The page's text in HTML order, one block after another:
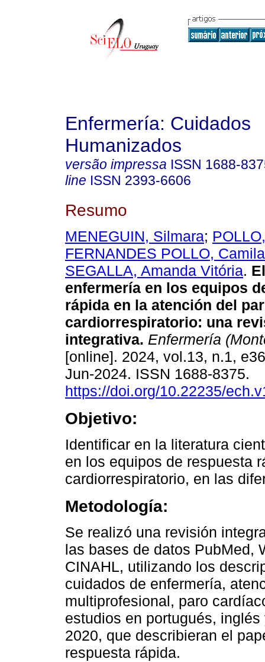
Enfermería: Cuidados
Humanizados
versão impressa ISSN 1688-
line ISSN 2393-6606
Resumo
MENEGUIN, Silmara;
FERNANDES POLLO, Camila
SEGALLA, Amanda Vitória.
enfermería en los equipos
rápida en la atención del
cardiorrespiratorio: una
integrativa. Enfermería
[online]. 2024, vol.13, n.1,
Jun-2024. ISSN 1688-8375.
https://doi.org/10.22235/
Objetivo:
Identificar en la literatura
en los equipos de respuesta
cardiorrespiratorio, en las
Metodología:
Se realizó una revisión
las bases de datos PubMed,
CINAHL, utilizando los
cuidados de enfermería,
multiprofesional, paro
estudios en portugués,
2020, que describieran el
respuesta rápida.